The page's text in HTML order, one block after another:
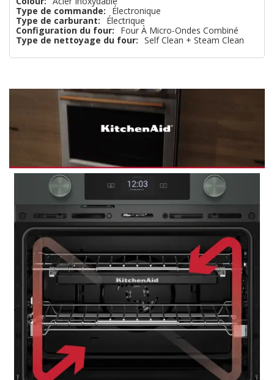
que
Type de commande:
Électronique
Type de carburant:
Électrique
Configuration du four:
Four À Micro-Ondes Combiné
Type de nettoyage du four: Self Clean + Steam Clean